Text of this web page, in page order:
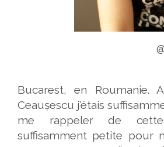
@alina
Bucarest, en Roumanie.
Ceaușescu j’étais
me rappeler de
suffisamment petite pour